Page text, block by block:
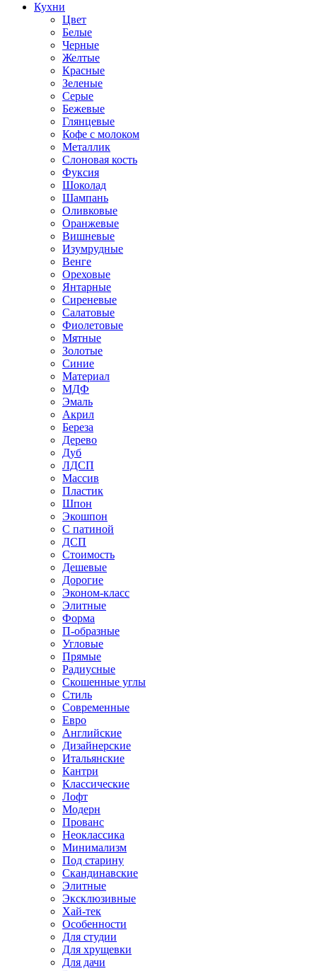
Кухни
Цвет
Белые
Черные
Желтые
Красные
Зеленые
Серые
Бежевые
Глянцевые
Кофе с молоком
Металлик
Слоновая кость
Фуксия
Шоколад
Шампань
Оливковые
Оранжевые
Вишневые
Изумрудные
Венге
Ореховые
Янтарные
Сиреневые
Салатовые
Фиолетовые
Мятные
Золотые
Синие
Материал
МДФ
Эмаль
Акрил
Береза
Дерево
Дуб
ЛДСП
Массив
Пластик
Шпон
Экошпон
С патиной
ДСП
Стоимость
Дешевые
Дорогие
Эконом-класс
Элитные
Форма
П-образные
Угловые
Прямые
Радиусные
Скошенные углы
Стиль
Современные
Евро
Английские
Дизайнерские
Итальянские
Кантри
Классические
Лофт
Модерн
Прованс
Неоклассика
Минимализм
Под старину
Скандинавские
Элитные
Эксклюзивные
Хай-тек
Особенности
Для студии
Для хрущевки
Для дачи